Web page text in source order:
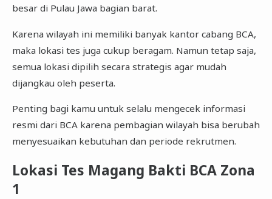
besar di Pulau Jawa bagian barat.
Karena wilayah ini memiliki banyak kantor cabang BCA,
maka lokasi tes juga cukup beragam. Namun tetap saja,
semua lokasi dipilih secara strategis agar mudah
dijangkau oleh peserta.
Penting bagi kamu untuk selalu mengecek informasi
resmi dari BCA karena pembagian wilayah bisa berubah
menyesuaikan kebutuhan dan periode rekrutmen.
Lokasi Tes Magang Bakti BCA Zona
1